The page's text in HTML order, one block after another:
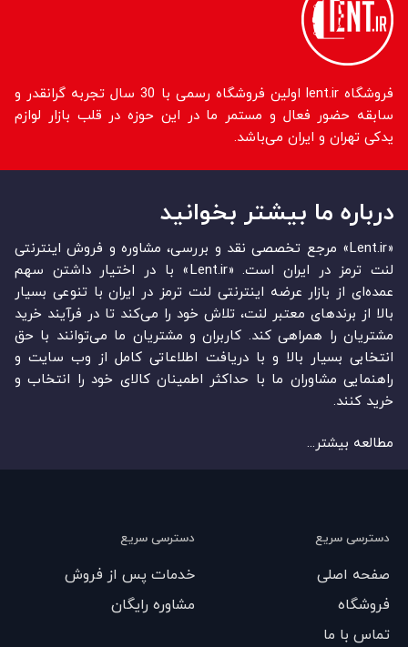
فروشگاه lent.ir اولین فروشگاه رسمی با 30 سال تجربه گرانقدر و
سابقه حضور فعال و مستمر ما در این حوزه در قلب بازار لوازم
یدکی تهران و ایران می‌باشد.
درباره ما بیشتر بخوانید
«Lent.ir» مرجع تخصصی نقد و بررسی، مشاوره و فروش اینترنتی
لنت ترمز در ایران است. «Lent.ir» با در اختیار داشتن سهم
عمده‏‌ای از بازار عرضه اینترنتی لنت ترمز در ایران با تنوعی بسیار
بالا از برندهای معتبر لنت، تلاش خود را می‌‏‏کند تا در فرآیند خرید
مشتریان را همراهی کند. کاربران و مشتریان ما می‏‏‌توانند با حق
انتخابی بسیار بالا و با دریافت اطلاعاتی کامل از وب سایت و
راهنمایی مشاوران ما با حداکثر اطمینان کالای خود را انتخاب و
خرید کنند.
مطالعه بیشتر...
دسترسی سریع
صفحه اصلی
فروشگاه
تماس با ما
دسترسی سریع
خدمات پس از فروش
مشاوره رایگان